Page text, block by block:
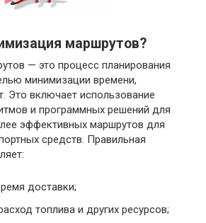
маршрутов?
— это процесс планирования
минимизации времени,
Это включает использование
и программных решений для
эффективных маршрутов для
средств. Правильная
доставки;
топлива и других ресурсов;